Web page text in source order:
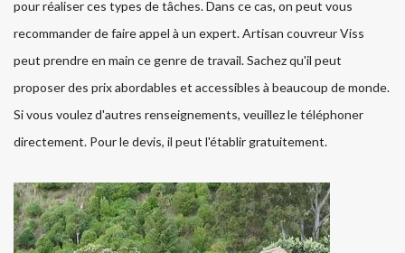
pour réaliser ces types de tâches. Dans ce cas, on peut vous
recommander de faire appel à un expert. Artisan couvreur Viss
peut prendre en main ce genre de travail. Sachez qu'il peut
proposer des prix abordables et accessibles à beaucoup de monde.
Si vous voulez d'autres renseignements, veuillez le téléphoner
directement. Pour le devis, il peut l'établir gratuitement.